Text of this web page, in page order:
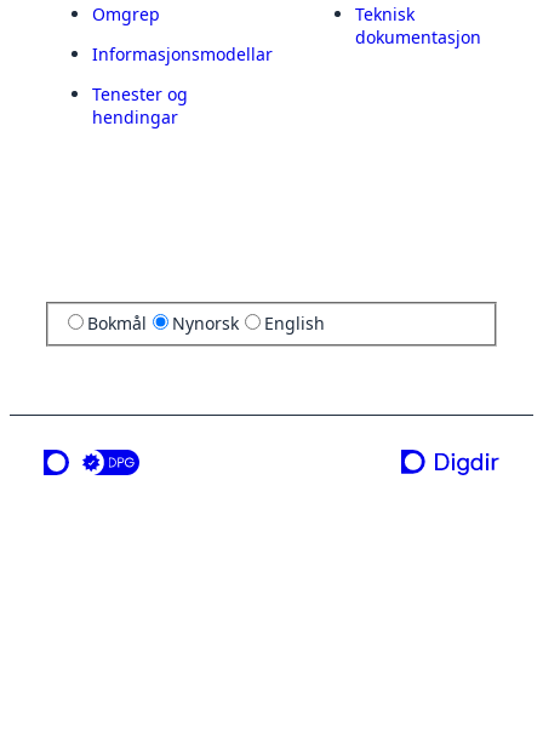
Omgrep
Informasjonsmodellar
Tenester og
hendingar
Teknisk
dokumentasjon
Bokmål Nynorsk English